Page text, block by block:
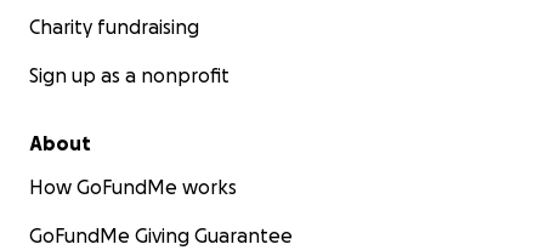
Charity fundraising
Sign up as a nonprofit
About
How GoFundMe works
GoFundMe Giving Guarantee